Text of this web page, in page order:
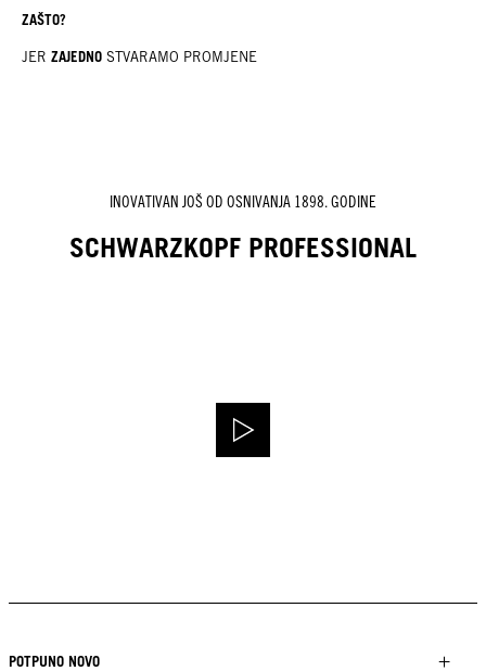
ZAŠTO?
JER ZAJEDNO STVARAMO PROMJENE
INOVATIVAN JOŠ OD OSNIVANJA 1898. GODINE
SCHWARZKOPF PROFESSIONAL
POTPUNO NOVO